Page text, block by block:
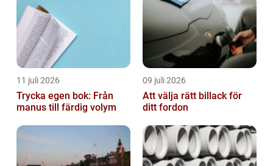
11 juli 2026
Trycka egen bok: Från
manus till färdig volym
09 juli 2026
Att välja rätt billack för
ditt fordon